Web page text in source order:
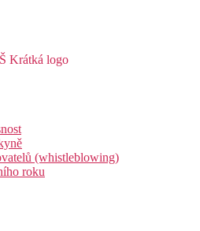
(whistleblowing)
roku